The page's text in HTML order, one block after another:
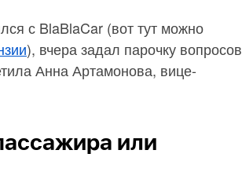
с BlaBlaCar (вот тут можно
), вчера задал парочку вопросов
Анна Артамонова, вице-
или